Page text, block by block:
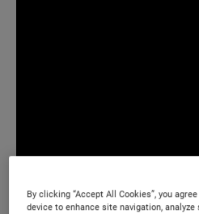
By clicking “Accept All Cookies”, you
device to enhance site navigation,